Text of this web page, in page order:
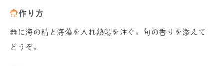
作り方
器に海の精と海藻を入れ熱湯を注ぐ。旬の香りを添えて
どうぞ。